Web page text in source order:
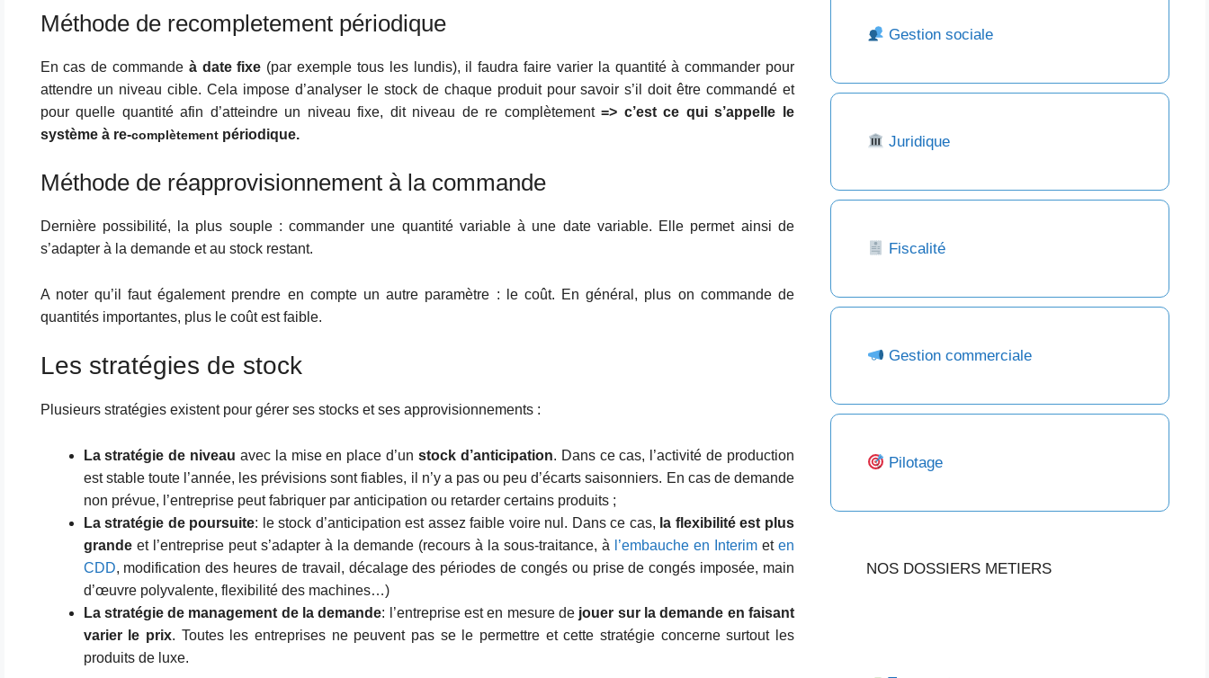
Méthode de recompletement périodique
En cas de commande à date fixe (par exemple tous les lundis), il faudra faire varier la quantité à commander pour
attendre un niveau cible. Cela impose d’analyser le stock de chaque produit pour savoir s’il doit être commandé et
pour quelle quantité afin d’atteindre un niveau fixe, dit niveau de re complètement=> c’est ce qui s’appelle le
système à re-complètementpériodique.
Méthode de réapprovisionnement à la commande
Dernière possibilité, la plus souple : commander une quantité variable à une date variable. Elle permet ainsi de
s’adapter à la demande et au stock restant.
A noter qu’il faut également prendre en compte un autre paramètre : le coût. En général, plus on commande de
quantités importantes, plus le coût est faible.
Les stratégies de stock
Plusieurs stratégies existent pour gérer ses stocks et ses approvisionnements :
La stratégie de niveau avec la mise en place d’unstock d’anticipation. Dans ce cas, l’activité de production
est stable toute l’année, les prévisions sont fiables, il n’y a pas ou peu d’écarts saisonniers. En cas de demande
non prévue, l’entreprise peut fabriquer par anticipation ou retarder certains produits ;
La stratégie de poursuite: le stock d’anticipation est assez faible voire nul. Dans ce cas, la flexibilité est plus
grandeet l’entreprise peut s’adapter à la demande (recours à la sous-traitance, à l’embauche en Interimeten
CDD, modification des heures de travail, décalage des périodes de congés ou prise de congés imposée, main
d’œuvre polyvalente, flexibilité des machines…)
La stratégie de management de la demande: l’entreprise est en mesure de jouer sur la demande en faisant
varier le prix. Toutes les entreprises ne peuvent pas se le permettre et cette stratégie concerne surtout les
produits de luxe.
Gestion sociale
Juridique
Fiscalité
Gestion commerciale
Pilotage
NOS DOSSIERS METIERS